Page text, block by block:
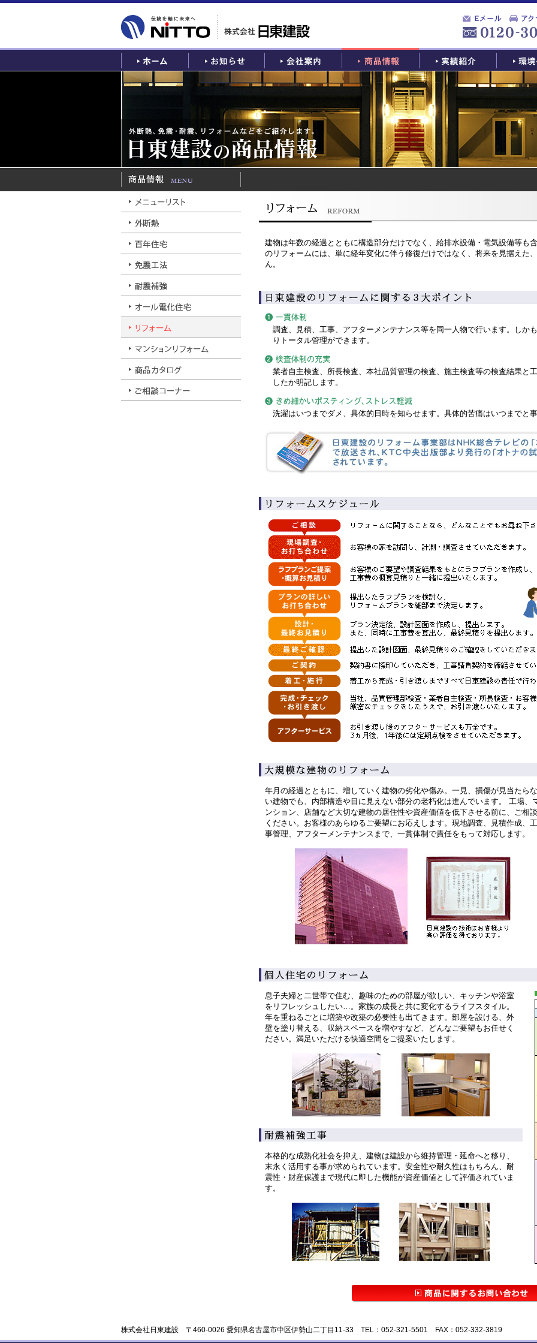
建物は年数の経過とともに構造部分だけでなく、給排水設備・電気設備等も
のリフォームには、単に経年変化に伴う修復だけではなく、将来を見据えた
ん。
調査、見積、工事、アフターメンテナンス等を同一人物で行います。しか
りトータル管理ができます。
業者自主検査、所長検査、本社品質管理の検査、施主検査等の検査結果と
したか明記します。
洗濯はいつまでダメ、具体的日時を知らせます。具体的苦痛はいつまでと
年月の経過とともに、増していく建物の劣化や傷み。一見、損傷が見当たらな
い建物でも、内部構造や目に見えない部分の老朽化は進んでいます。 工場、
ンション、店舗など大切な建物の居住性や資産価値を低下させる前に、ご相談
ください。お客様のあらゆるご要望にお応えします。現地調査、見積作成、工
事管理、アフターメンテナンスまで、一貫体制で責任をもって対応します。
息子夫婦と二世帯で住む、趣味のための部屋が欲しい、キッチンや浴室
をリフレッシュしたい…。家族の成長と共に変化するライフスタイル。
年を重ねるごとに増築や改築の必要性も出てきます。部屋を設ける、外
壁を塗り替える、収納スペースを増やすなど、どんなご要望もお任せく
ださい。満足いただける快適空間をご提案いたします。
本格的な成熟化社会を抑え、建物は建設から維持管理・延命へと移り、
末永く活用する事が求められています。安全性や耐久性はもちろん、耐
震性・財産保護まで現代に即した機能が資産価値として評価されていま
す。
株式会社日東建設 〒460-0026 愛知県名古屋市中区伊勢山二丁目11-33 TEL：052-321-5501 FAX：052-332-3819